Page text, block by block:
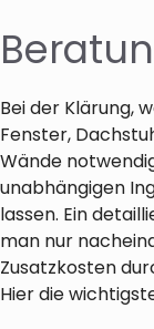
Bei der Klärung,
Fenster,
Wände
unabhängigen
lassen. Ein
man nur
Zusatzkosten
Hier die